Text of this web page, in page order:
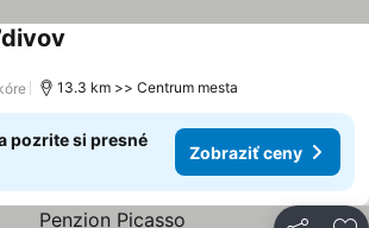
13.3 km >> Centrum mesta
pozrite si presné
Zobraziť ceny